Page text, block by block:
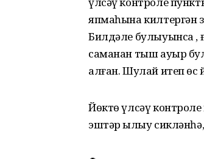
япмаһына килтергән
Билдәле булыуынса ,
саманан тыш ауыр
алған. Шулай итеп өс
Йөктө үлсәү
эштәр ҡылыу